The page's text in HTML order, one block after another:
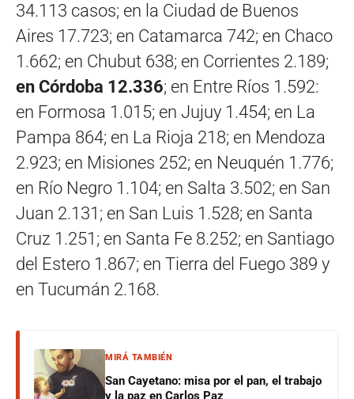
34.113 casos; en la Ciudad de Buenos
Aires 17.723; en Catamarca 742; en Chaco
1.662; en Chubut 638; en Corrientes 2.189;
en Córdoba 12.336; en Entre Ríos 1.592:
en Formosa 1.015; en Jujuy 1.454; en La
Pampa 864; en La Rioja 218; en Mendoza
2.923; en Misiones 252; en Neuquén 1.776;
en Río Negro 1.104; en Salta 3.502; en San
Juan 2.131; en San Luis 1.528; en Santa
Cruz 1.251; en Santa Fe 8.252; en Santiago
del Estero 1.867; en Tierra del Fuego 389 y
en Tucumán 2.168.
MIRÁ TAMBIÉN
San Cayetano: misa por el pan, el trabajo
y la paz en Carlos Paz